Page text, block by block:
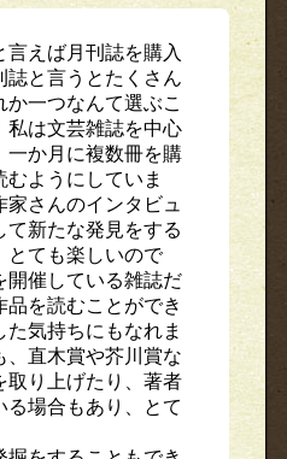
えば月刊誌を購入
と言うとたくさん
一つなんて選ぶこ
私は文芸雑誌を中心
一か月に複数冊を購
ようにしていま
さんのインタビュ
新たな発見をする
とても楽しいので
開催している雑誌だ
を読むことができ
気持ちにもなれま
直木賞や芥川賞な
取り上げたり、著者
場合もあり、とて